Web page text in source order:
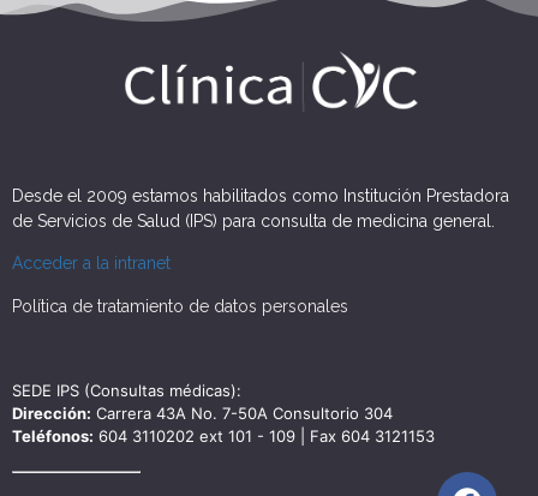
Desde el 2009 estamos habilitados como Institución Prestadora
de Servicios de Salud (IPS) para consulta de medicina general.
Acceder a la intranet
Política de tratamiento de datos personales
SEDE IPS (Consultas médicas):
Dirección: Carrera 43A No. 7-50A Consultorio 304
Teléfonos: 604 3110202 ext 101 - 109 | Fax 604 3121153